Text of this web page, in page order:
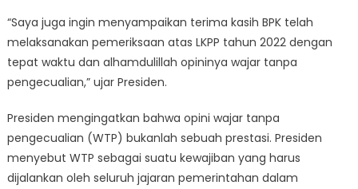
“Saya juga ingin menyampaikan terima kasih BPK telah
melaksanakan pemeriksaan atas LKPP tahun 2022 dengan
tepat waktu dan alhamdulillah opininya wajar tanpa
pengecualian,” ujar Presiden.
Presiden mengingatkan bahwa opini wajar tanpa
pengecualian (WTP) bukanlah sebuah prestasi. Presiden
menyebut WTP sebagai suatu kewajiban yang harus
dijalankan oleh seluruh jajaran pemerintahan dalam